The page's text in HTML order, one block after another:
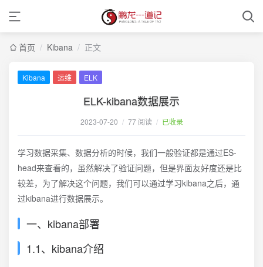
首页 / Kibana / 正文
Kibana 运维 ELK
ELK-kibana数据展示
2023-07-20 / 77 阅读 / 已收录
学习数据采集、数据分析的时候，我们一般验证都是通过ES-
head来查看的，虽然解决了验证问题，但是界面友好度还是比
较差，为了解决这个问题，我们可以通过学习kibana之后，通
过kibana进行数据展示。
一、kibana部署
1.1、kibana介绍